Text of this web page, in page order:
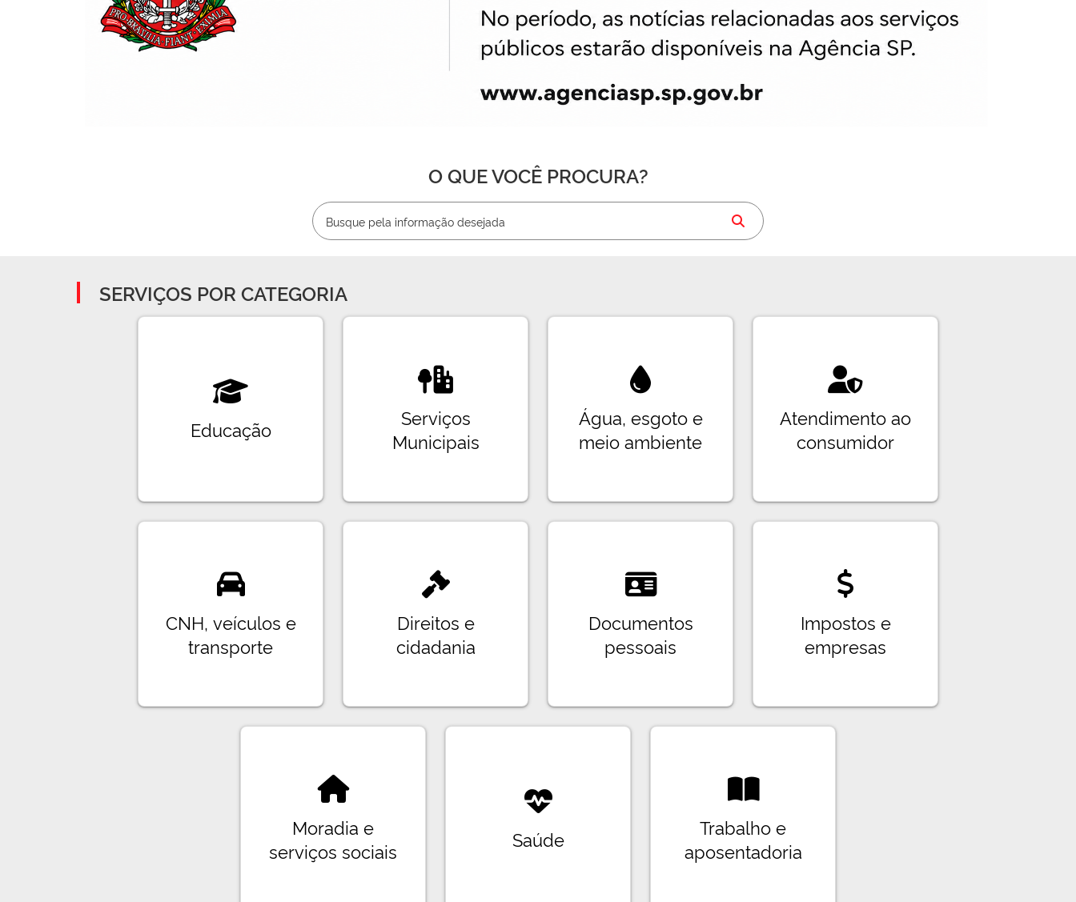
O QUE VOCÊ PROCURA?
SERVIÇOS POR CATEGORIA
Educação
Serviços
Municipais
Água, esgoto e
meio ambiente
Atendimento ao
consumidor
CNH, veículos e
transporte
Direitos e
cidadania
Documentos
pessoais
Impostos e
empresas
Moradia e
serviços sociais
Saúde
Trabalho e
aposentadoria